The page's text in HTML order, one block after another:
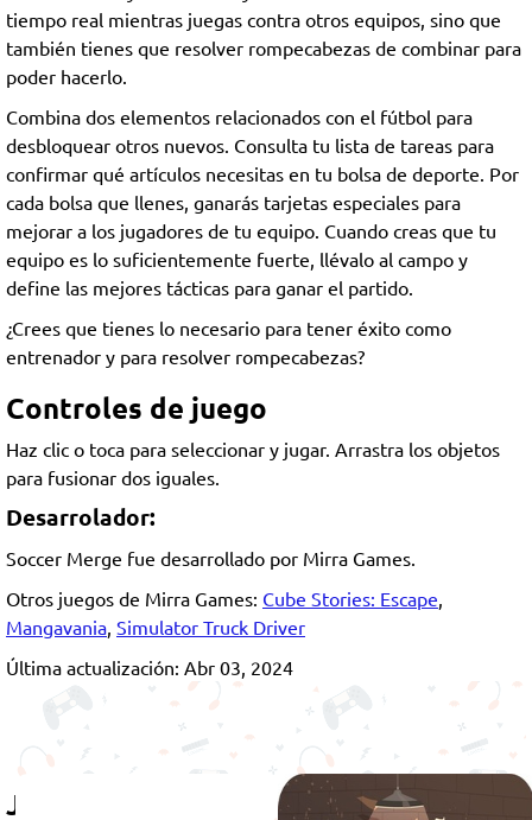
tiempo real mientras juegas contra otros equipos, sino que
también tienes que resolver rompecabezas de combinar para
poder hacerlo.
Combina dos elementos relacionados con el fútbol para
desbloquear otros nuevos. Consulta tu lista de tareas para
confirmar qué artículos necesitas en tu bolsa de deporte. Por
cada bolsa que llenes, ganarás tarjetas especiales para
mejorar a los jugadores de tu equipo. Cuando creas que tu
equipo es lo suficientemente fuerte, llévalo al campo y
define las mejores tácticas para ganar el partido.
¿Crees que tienes lo necesario para tener éxito como
entrenador y para resolver rompecabezas?
Controles de juego
Haz clic o toca para seleccionar y jugar. Arrastra los objetos
para fusionar dos iguales.
Desarrolador:
Soccer Merge fue desarrollado por Mirra Games.
Otros juegos de Mirra Games: Cube Stories: Escape,
Mangavania, Simulator Truck Driver
Última actualización: Abr 03, 2024
Juega también